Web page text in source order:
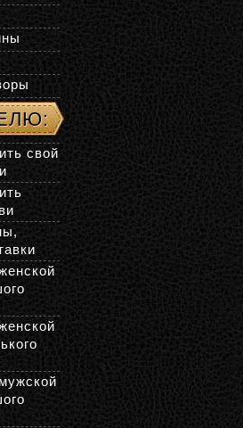
свой